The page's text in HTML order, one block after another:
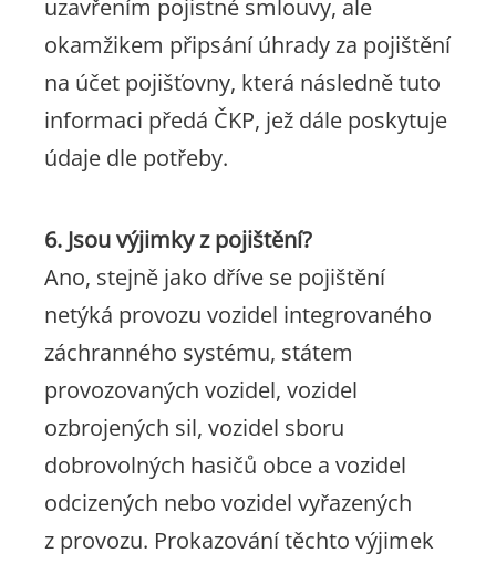
uzavřením pojistné smlouvy, ale
okamžikem připsání úhrady za pojištění
na účet pojišťovny, která následně tuto
informaci předá ČKP, jež dále poskytuje
údaje dle potřeby.
6. Jsou výjimky z pojištění?
Ano, stejně jako dříve se pojištění
netýká provozu vozidel integrovaného
záchranného systému, státem
provozovaných vozidel, vozidel
ozbrojených sil, vozidel sboru
dobrovolných hasičů obce a vozidel
odcizených nebo vozidel vyřazených
z provozu. Prokazování těchto výjimek